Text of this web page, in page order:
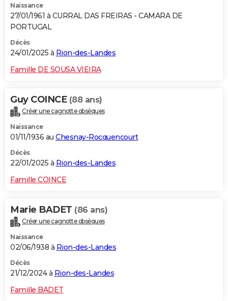
Naissance
27/01/1961 à CURRAL DAS FREIRAS - CAMARA DE
PORTUGAL
Décès
24/01/2025 à Rion-des-Landes
Famille DE SOUSA VIEIRA
Guy COINCE (88 ans)
Créer une cagnotte obsèques
Naissance
01/11/1936 au Chesnay-Rocquencourt
Décès
22/01/2025 à Rion-des-Landes
Famille COINCE
Marie BADET (86 ans)
Créer une cagnotte obsèques
Naissance
02/06/1938 à Rion-des-Landes
Décès
21/12/2024 à Rion-des-Landes
Famille BADET